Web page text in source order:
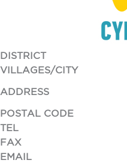
DISTRICT
VILLAGES/CITY
ADDRESS
POSTAL CODE
TEL
FAX
EMAIL